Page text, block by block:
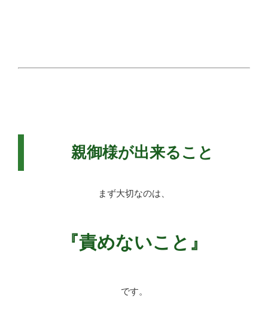
親御様が出来ること
まず大切なのは、
『責めないこと』
です。